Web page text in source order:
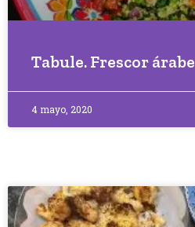
Tabule. Frescor árabe
4 mayo, 2020